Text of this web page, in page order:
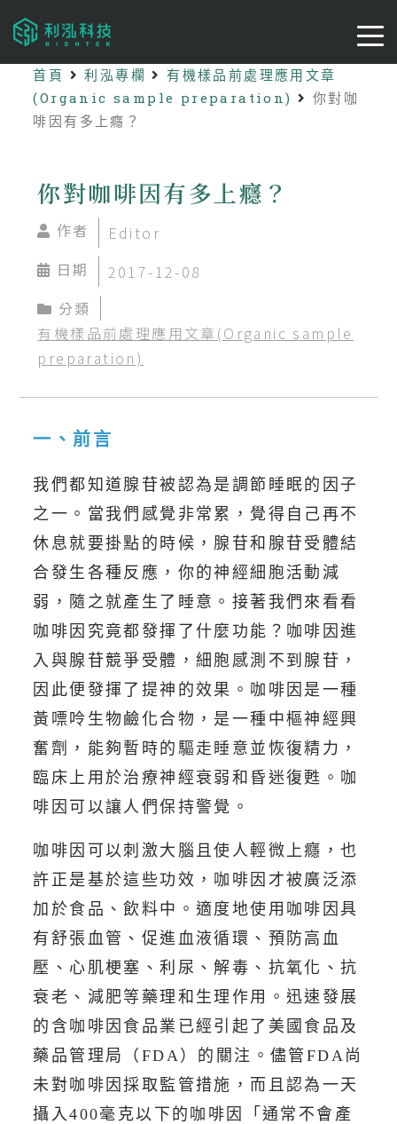
首頁 利泓專欄
有機樣品前處理應用文章
(Organic sample preparation)
你對咖
啡因有多上癮？
你對咖啡因有多上癮？
作者
Editor
日期
2017-12-08
分類
有機樣品前處理應用文章(Organic sample
preparation)
一、前言
我們都知道腺苷被認為是調節睡眠的因子
之一。當我們感覺非常累，覺得自己再不
休息就要掛點的時候，腺苷和腺苷受體結
合發生各種反應，你的神經細胞活動減
弱，隨之就產生了睡意。接著我們來看看
咖啡因究竟都發揮了什麼功能？咖啡因進
入與腺苷競爭受體，細胞感測不到腺苷，
因此便發揮了提神的效果。咖啡因是一種
黃嘌呤生物鹼化合物，是一種中樞神經興
奮劑，能夠暫時的驅走睡意並恢復精力，
臨床上用於治療神經衰弱和昏迷復甦。咖
啡因可以讓人們保持警覺。
咖啡因可以刺激大腦且使人輕微上癮，也
許正是基於這些功效，咖啡因才被廣泛添
加於食品、飲料中。適度地使用咖啡因具
有舒張血管、促進血液循環、預防高血
壓、心肌梗塞、利尿、解毒、抗氧化、抗
衰老、減肥等藥理和生理作用。迅速發展
的含咖啡因食品業已經引起了美國食品及
藥品管理局（FDA）的關注。儘管FDA尚
未對咖啡因採取監管措施，而且認為一天
攝入400毫克以下的咖啡因「通常不會產